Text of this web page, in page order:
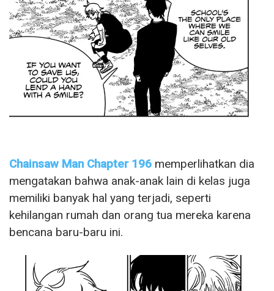
Chainsaw Man Chapter 196 memperlihatkan dia
mengatakan bahwa anak-anak lain di kelas juga
memiliki banyak hal yang terjadi, seperti
kehilangan rumah dan orang tua mereka karena
bencana baru-baru ini.